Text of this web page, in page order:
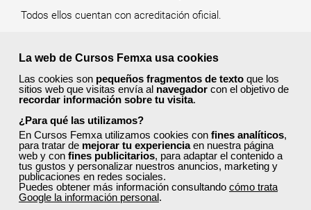
La web de Cursos Femxa usa cookies
Las cookies son pequeños fragmentos de texto que los
sitios web que visitas envía al navegador con el objetivo de
recordar información sobre tu visita.
¿Para qué las utilizamos?
En Cursos Femxa utilizamos cookies con fines analíticos,
para tratar de mejorar tu experienciaen nuestra página
web y con fines publicitarios, para adaptar el contenido a
tus gustos y personalizar nuestros anuncios, marketing y
publicaciones en redes sociales.
Puedes obtener más información consultando cómo trata
Google la información personal.
Todos ellos cuentan con acreditación oficial.
de Femxa en Castilla y León?
Sigue los siguientes pasos:
Regístrate y cubre todos tus datos. Esto es importante
para comprobar que cumples todos los requisitos de
acceso a un curso.Es imprescindible, en algunos
casos, que residas en Castilla y León para poder
realizar un curso
Explora toda nuestra oferta formativa para encontrar el
curso que mejor se adapte a tus necesidades.